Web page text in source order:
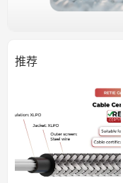
这种电缆广泛应用于光伏
和电气元件。它适用于户
·更高的紫外线稳定性
· 适合直接埋葬
· 防水等级 AD8
· 阻燃等级 Dca acc.CPR
·更高的机械稳定性
·更高的绝缘电阻
推荐